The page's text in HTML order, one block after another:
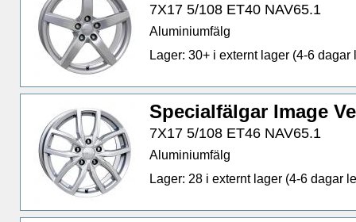
7X17 5/108 ET40 NAV65.1
Aluminiumfälg
Lager: 30+ i externt lager (4-6 dagar
Specialfälgar Image
7X17 5/108 ET46 NAV65.1
Aluminiumfälg
Lager: 28 i externt lager (4-6 dagar